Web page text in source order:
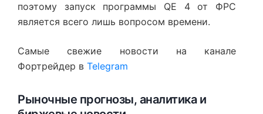
поэтому запуск программы QE 4 от ФРС
является всего лишь вопросом времени.
Самые свежие новости на канале
Фортрейдер в Telegram
Рыночные прогнозы, аналитика и